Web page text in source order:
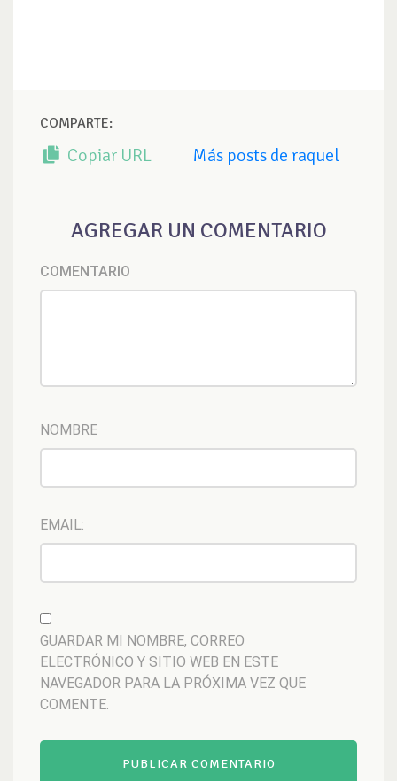
COMPARTE:
Copiar URL Más posts de raquel
AGREGAR UN COMENTARIO
COMENTARIO
NOMBRE
EMAIL:
GUARDAR MI NOMBRE, CORREO
ELECTRÓNICO Y SITIO WEB EN ESTE
NAVEGADOR PARA LA PRÓXIMA VEZ QUE
COMENTE.